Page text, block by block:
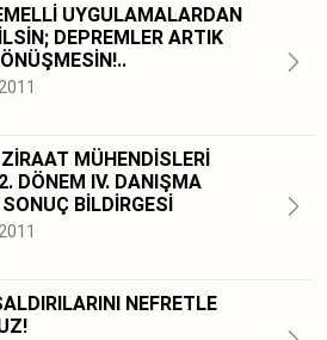
UYGULAMALARDAN
DEPREMLER ARTIK
MÜHENDİSLERİ
DÖNEM IV. DANIŞMA
BİLDİRGESİ
NEFRETLE